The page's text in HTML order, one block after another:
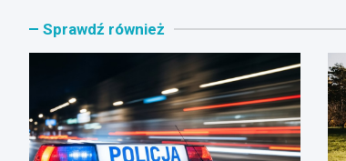
Sprawdź również